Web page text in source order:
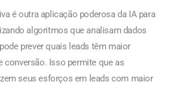
é outra aplicação poderosa da IA para
algoritmos que analisam dados
prever quais leads têm maior
conversão. Isso permite que as
seus esforços em leads com maior